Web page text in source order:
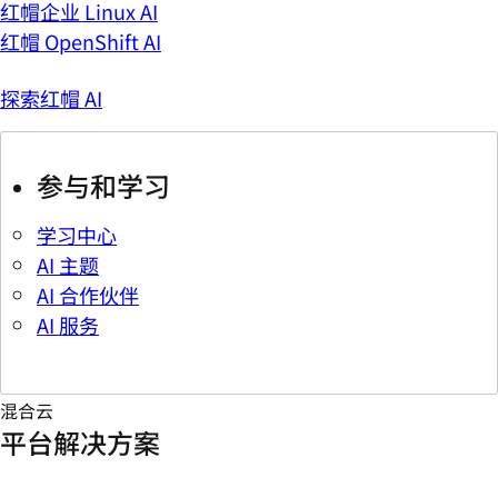
红帽企业 Linux AI
红帽 OpenShift AI
探索红帽 AI
参与和学习
学习中心
AI 主题
AI 合作伙伴
AI 服务
混合云
平台解决方案